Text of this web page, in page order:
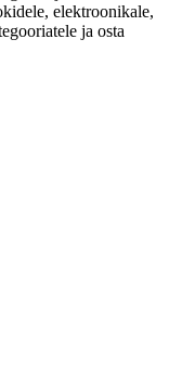
elektroonikale,
ja osta